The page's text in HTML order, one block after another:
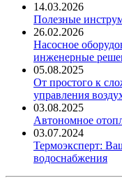
14.03.2026
Полезные
26.02.2026
Насосное
инженерные
05.08.2025
От простого к
управления
03.08.2025
Автономное
03.07.2024
Термоэксперт:
водоснабжения